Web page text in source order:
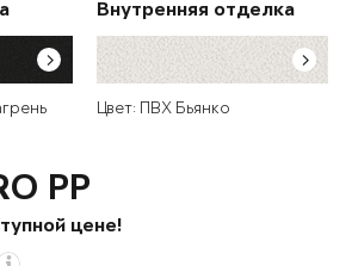
Внутренняя отделка
Цвет: ПВХ Бьянко
PP
цене!